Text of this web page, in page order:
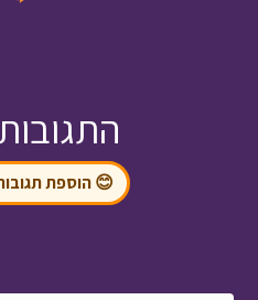
😊 הוספת תגובות